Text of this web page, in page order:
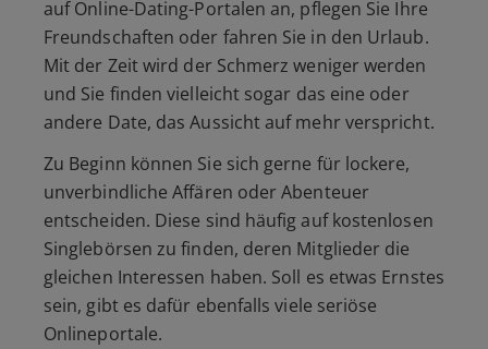
auf Online-Dating-Portalen an, pflegen Sie Ihre
Freundschaften oder fahren Sie in den Urlaub.
Mit der Zeit wird der Schmerz weniger werden
und Sie finden vielleicht sogar das eine oder
andere Date, das Aussicht auf mehr verspricht.
Zu Beginn können Sie sich gerne für lockere,
unverbindliche Affären oder Abenteuer
entscheiden. Diese sind häufig auf kostenlosen
Singlebörsen zu finden, deren Mitglieder die
gleichen Interessen haben. Soll es etwas Ernstes
sein, gibt es dafür ebenfalls viele seriöse
Onlineportale.